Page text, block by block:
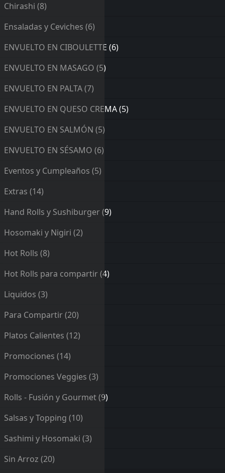
Chirashi (8)
Ensaladas y Ceviches (6)
ENVUELTO EN CIBOULETTE (6)
ENVUELTO EN MASAGO (5)
ENVUELTO EN PALTA(7)
ENVUELTO EN QUESO CREMA(5)
ENVUELTO EN SALMÓN (5)
ENVUELTO EN SÉSAMO (6)
Eventos y Cumpleaños (5)
Extras (14)
Hand Rolls y Sushiburger(9)
Hosomaki y Nigiri (2)
Hot Rolls (8)
Hot Rolls para compartir(4)
Liquidos (3)
Para Compartir(20)
Platos Calientes (12)
Promociones (14)
Promociones Veggies (3)
Rolls - Fusión y Gourmet(9)
Salsas y Topping (10)
Sashimi y Hosomaki (3)
Sin Arroz (20)